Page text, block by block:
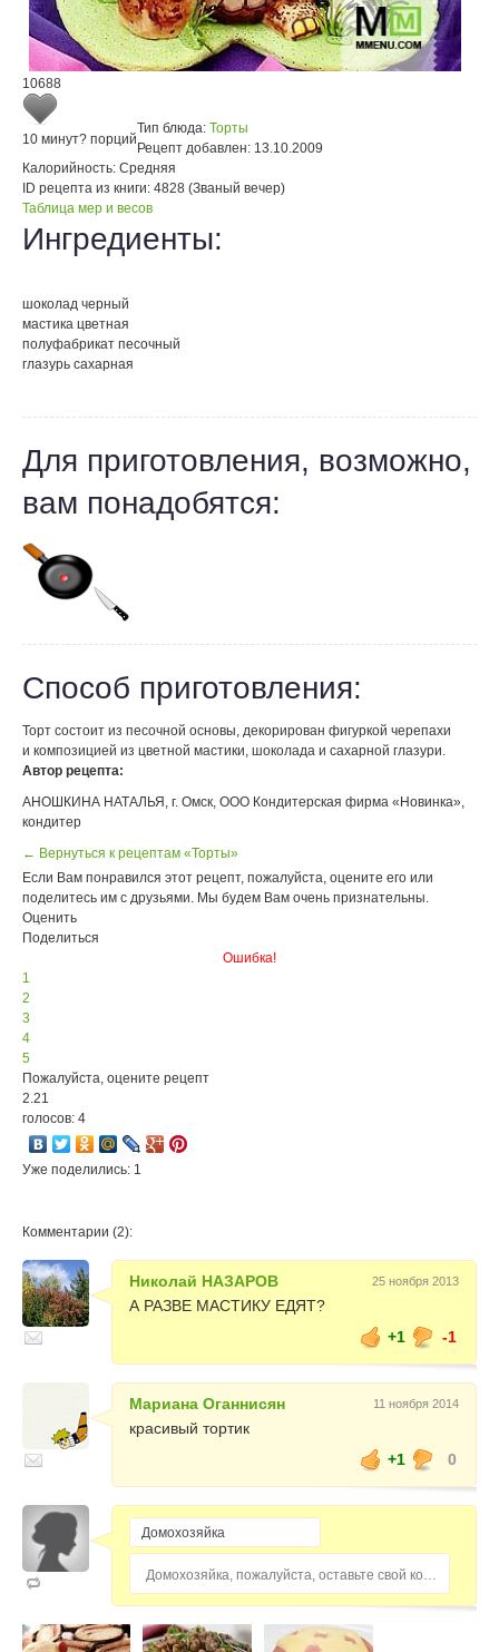
10688
10 минут? порций
Тип блюда: Торты
Рецепт добавлен: 13.10.2009
Калорийность: Средняя
ID рецепта из книги: 4828 (Званый вечер)
Таблица мер и весов
Ингредиенты:
шоколад черный
мастика цветная
полуфабрикат песочный
глазурь сахарная
Для приготовления, возможно,
вам понадобятся:
Способ приготовления:
Торт состоит из песочной основы, декорирован фигуркой черепахи
и композицией из цветной мастики, шоколада и сахарной глазури.
Автор рецепта:
АНОШКИНА НАТАЛЬЯ, г. Омск, ООО Кондитерская фирма «Новинка»,
кондитер
← Вернуться к рецептам «Торты»
Если Вам понравился этот рецепт, пожалуйста, оцените его или
поделитесь им с друзьями. Мы будем Вам очень признательны.
Оценить
Поделиться
Ошибка!
1
2
3
4
5
Пожалуйста, оцените рецепт
2.21
голосов: 4
Уже поделились: 1
Комментарии (2):
Николай НАЗАРОВ 25 ноября 2013
А РАЗВЕ МАСТИКУ ЕДЯТ?
+1
-1
Мариана Оганнисян 11 ноября 2014
красивый тортик
+1
0
Домохозяйка, пожалуйста, оставьте свой комментарий...